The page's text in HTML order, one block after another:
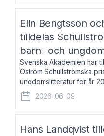
Elin Bengtsson
tilldelas
barn- och
Svenska Akademien har
Öström Schullströmska
ungdomslitteratur för år
kronor vardera. Elin
och forskare i
2026-06-09
Hans Landqvist